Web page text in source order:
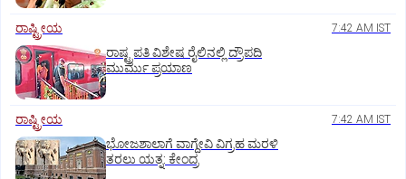
ರಾಷ್ಟ್ರೀಯ 7:42 AM IST
ರಾಷ್ಟ್ರಪತಿ ವಿಶೇಷ ರೈಲಿನಲ್ಲಿ ದ್ರೌಪದಿ
ಮುರ್ಮು ಪ್ರಯಾಣ
ರಾಷ್ಟ್ರೀಯ 7:42 AM IST
ಭೋಜಶಾಲಾಗೆ ವಾಗ್ದೇವಿ ವಿಗ್ರಹ ಮರಳಿ
ತರಲು ಯತ್ನ: ಕೇಂದ್ರ